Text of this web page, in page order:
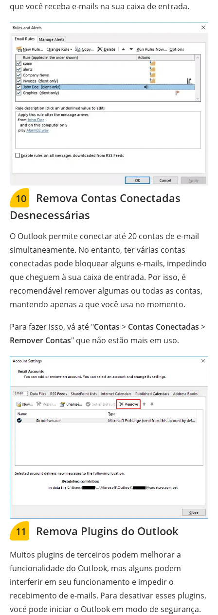
que você receba e-mails na sua caixa de entrada.
10
Remova Contas Conectadas
Desnecessárias
O Outlook permite conectar até 20 contas de e-mail
simultaneamente. No entanto, ter várias contas
conectadas pode bloquear alguns e-mails, impedindo
que cheguem à sua caixa de entrada. Por isso, é
recomendável remover algumas ou todas as contas,
mantendo apenas a que você usa no momento.
Para fazer isso, vá até "Contas > Contas Conectadas >
Remover Contas" que não estão mais em uso.
11 Remova Plugins do Outlook
Muitos plugins de terceiros podem melhorar a
funcionalidade do Outlook, mas alguns podem
interferir em seu funcionamento e impedir o
recebimento de e-mails. Para desativar esses plugins,
você pode iniciar o Outlook em modo de segurança.